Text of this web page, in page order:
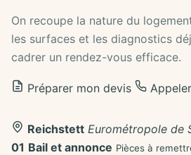
On recoupe la nature du
les surfaces et les diagnostics
cadrer un rendez-vous efficace.
Préparer mon devis
Reichstett Eurométropole de
01 Bail et annonce Pièces à